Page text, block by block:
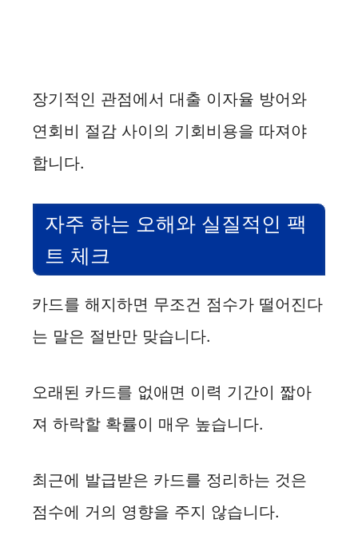
장기적인 관점에서 대출 이자율 방어와
연회비 절감 사이의 기회비용을 따져야
합니다.
자주 하는 오해와 실질적인 팩
트 체크
카드를 해지하면 무조건 점수가 떨어진다
는 말은 절반만 맞습니다.
오래된 카드를 없애면 이력 기간이 짧아
져 하락할 확률이 매우 높습니다.
최근에 발급받은 카드를 정리하는 것은
점수에 거의 영향을 주지 않습니다.